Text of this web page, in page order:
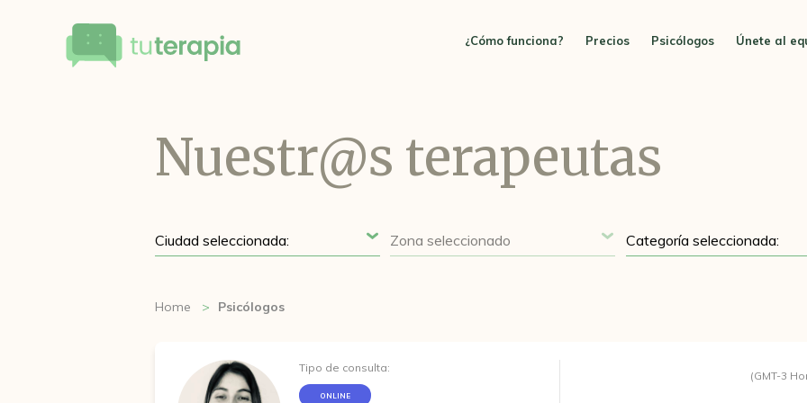
¿Cómo funciona? Precios Psicólogos Únete al
Nuestr@s terapeutas
Home Psicólogos
Tipo de consulta:
ONLINE
(GMT-3